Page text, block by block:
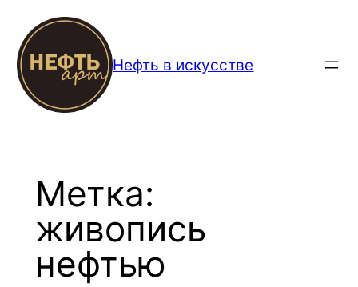
Перейти
содержимому
Нефть в искусстве
Метка:
живопись
нефтью